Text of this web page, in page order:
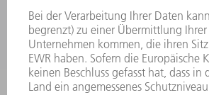
LASER
LEISTUNGSELEKTRONIK
ELEKTROWERKZEUGE
SMART FACTORY
SOFTWARE
SERVICES